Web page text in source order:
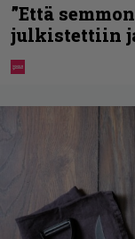
”Että
julkistettiin